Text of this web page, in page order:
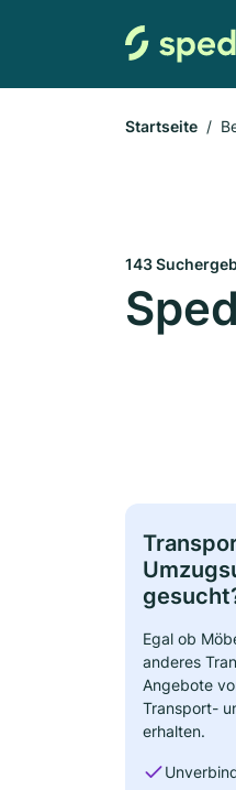
Startseite
143
Egal ob
anderes
Angebote
Transport-
erhalten.